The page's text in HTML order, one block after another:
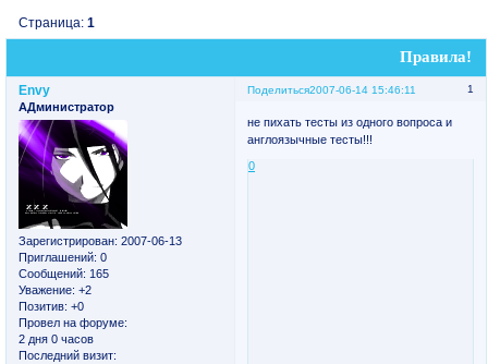
Правила!
Страница:1
Поделиться 1
2007-06-14 15:46:11
Envy
АДминистратор
Зарегистрирован: 2007-06-13
Приглашений: 0
Сообщений: 165
Уважение: +2
Позитив: +0
Провел на форуме:
2 дня 0 часов
Последний визит:
не пихать тесты из одного вопроса и
англоязычные тесты!!!
0